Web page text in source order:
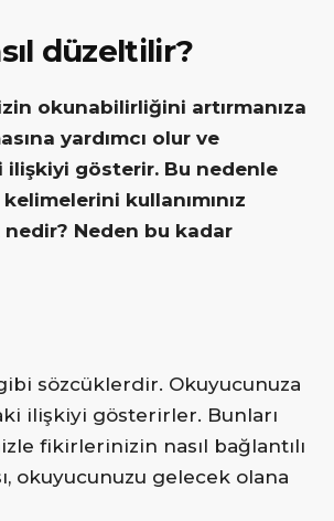
düzeltilir?
okunabilirliğini artırmanıza
yardımcı olur ve
ilişkiyi gösterir. Bu nedenle
kullanımınız
Neden bu kadar
gibi sözcüklerdir. Okuyucunuza
ilişkiyi gösterirler. Bunları
fikirlerinizin nasıl bağlantılı
okuyucunuzu gelecek olana